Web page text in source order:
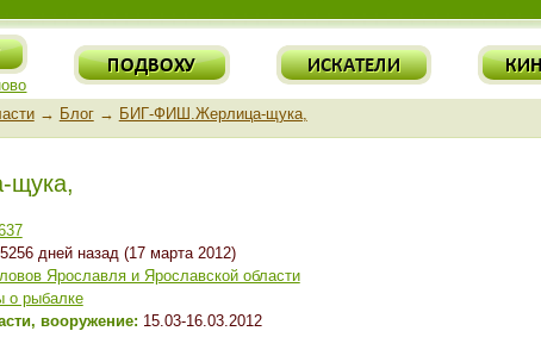
→ Блог→ БИГ-ФИШ.Жерлица-щука,
5256 дней назад (17 марта 2012)
Ярославля и Ярославской области
о рыбалке
вооружение: 15.03-16.03.2012